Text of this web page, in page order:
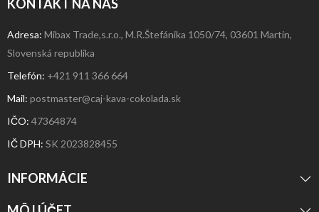
KONTAKT NA NÁS
Adresa: Mibax Trade,s.r.o., M.R.Štefánika 1050/74, 03601 Martin,
Slovenská republika
Telefón: +421 911 366 664
Mail: postmaster@caj-kava-cokolada.sk
IČO: 47364874
IČ DPH: SK 2023828455
INFORMÁCIE